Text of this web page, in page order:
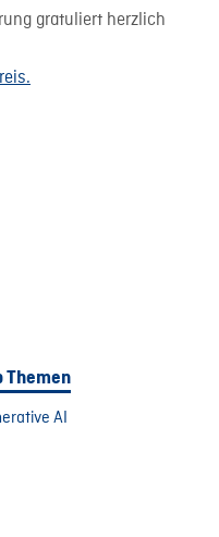
gratuliert herzlich
Themen
AI